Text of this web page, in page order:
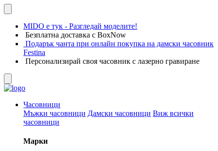
MIDO е тук - Разгледай моделите!
Безплатна доставка с BoxNow
Подарък чанта при онлайн покупка на дамски часовник
Festina
Персонализирай своя часовник с лазерно гравиране
Часовници
Мъжки часовници Дамски часовници Виж всички
часовници
Марки